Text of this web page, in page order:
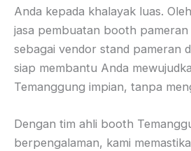
Anda kepada khalayak luas.
jasa pembuatan booth
sebagai vendor stand pameran
siap membantu Anda
Temanggung impian, tanpa
Dengan tim ahli booth
berpengalaman, kami